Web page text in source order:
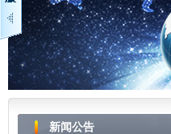
新闻公告